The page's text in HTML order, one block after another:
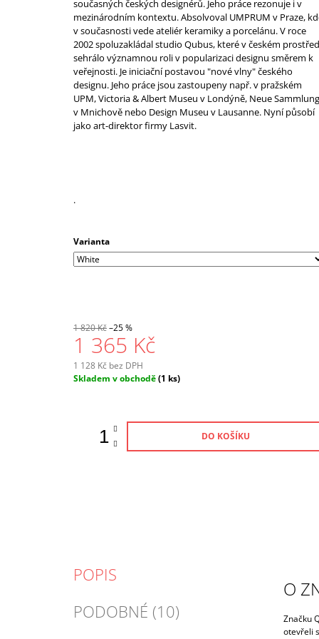
současných českých designérů. Jeho práce rezonuje i v
mezinárodním kontextu. Absolvoval UMPRUM v Praze,
v současnosti vede ateliér keramiky a porcelánu. V roce
2002 spoluzakládal studio Qubus, které v českém
sehrálo významnou roli v popularizaci designu směrem k
veřejnosti. Je iniciační postavou "nové vlny" českého
designu. Jeho práce jsou zastoupeny např. v pražském
UPM, Victoria & Albert Museu v Londýně, Neue Sammlung
v Mnichově nebo Design Museu v Lausanne. Nyní působí
jako art-direktor firmy Lasvit.
.
Varianta
1 820 Kč–25 %
1 365 Kč
1 128 Kč bez DPH
Měrná
Skladem v obchodě(1 ks)
DO KOŠÍKU
POPIS
PODOBNÉ (10)
O
Značku
otevřeli